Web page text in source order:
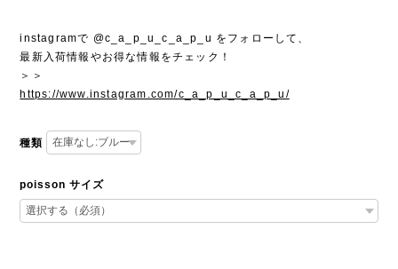
instagramで @c_a_p_u_c_a_p_u をフォローして、
最新入荷情報やお得な情報をチェック！
＞＞
https://www.instagram.com/c_a_p_u_c_a_p_u/
種類
poisson サイズ